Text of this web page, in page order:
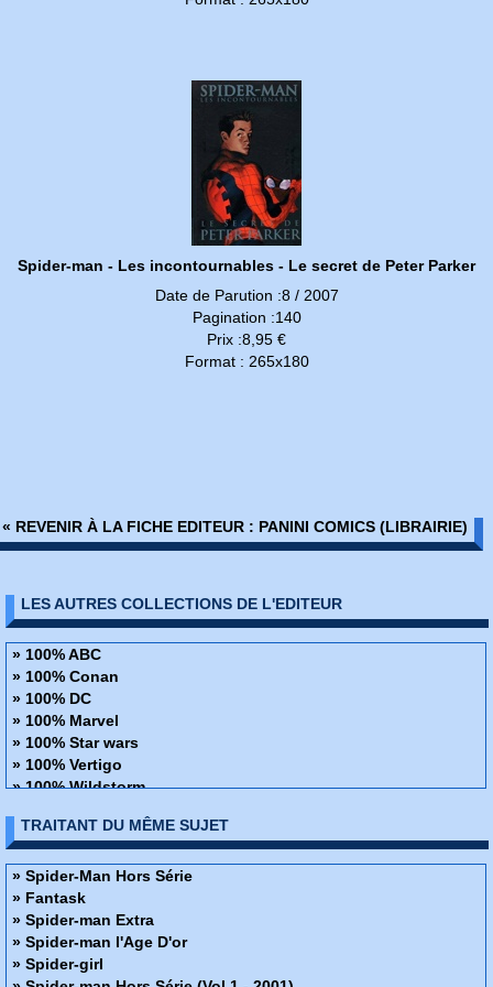
Spider-man - Les incontournables - Le secret de Peter Parker
Date de Parution :8 / 2007
Pagination :140
Prix :8,95 €
Format : 265x180
« REVENIR À LA FICHE EDITEUR : PANINI COMICS (LIBRAIRIE)
LES AUTRES COLLECTIONS DE L'EDITEUR
» 100% ABC
» 100% Conan
» 100% DC
» 100% Marvel
» 100% Star wars
» 100% Vertigo
» 100% Wildstorm
» ABC Deluxe
» Alien
» Amazing Fantasy
» Avengers - La collection anniversaire
» AWA Studios
» Best Comics
» Best of Marvel
TRAITANT DU MÊME SUJET
» Spider-Man Hors Série
» Fantask
» Spider-man Extra
» Spider-man l'Age D'or
» Spider-girl